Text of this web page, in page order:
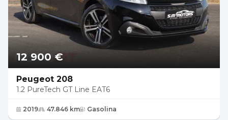
12 900 €
Peugeot 208
1.2 PureTech GT Line EAT6
2019 47.846 km Gasolina